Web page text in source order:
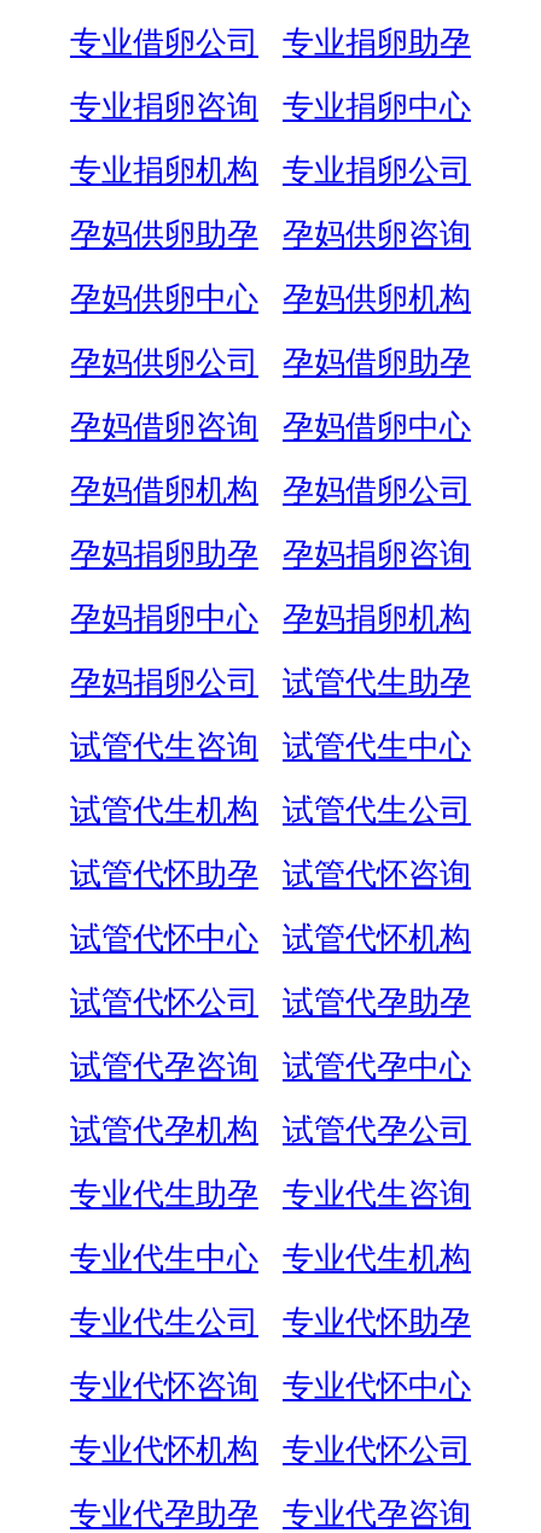
专业借卵公司
专业捐卵助孕
专业捐卵咨询
专业捐卵中心
专业捐卵机构
专业捐卵公司
孕妈供卵助孕
孕妈供卵咨询
孕妈供卵中心
孕妈供卵机构
孕妈供卵公司
孕妈借卵助孕
孕妈借卵咨询
孕妈借卵中心
孕妈借卵机构
孕妈借卵公司
孕妈捐卵助孕
孕妈捐卵咨询
孕妈捐卵中心
孕妈捐卵机构
孕妈捐卵公司
试管代生助孕
试管代生咨询
试管代生中心
试管代生机构
试管代生公司
试管代怀助孕
试管代怀咨询
试管代怀中心
试管代怀机构
试管代怀公司
试管代孕助孕
试管代孕咨询
试管代孕中心
试管代孕机构
试管代孕公司
专业代生助孕
专业代生咨询
专业代生中心
专业代生机构
专业代生公司
专业代怀助孕
专业代怀咨询
专业代怀中心
专业代怀机构
专业代怀公司
专业代孕助孕
专业代孕咨询